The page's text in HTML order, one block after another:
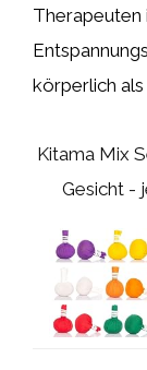
Therapeuten
körperlich
Kitama Mix
Gesicht -